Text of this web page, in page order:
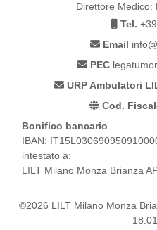
Direttore Medico:
Tel.
Email
PEC
URP Ambulatori
Cod.
Bonifico bancario
IBAN:
intestato a:
LILT Milano Monza Brianza
©2026 LILT Milano Monza